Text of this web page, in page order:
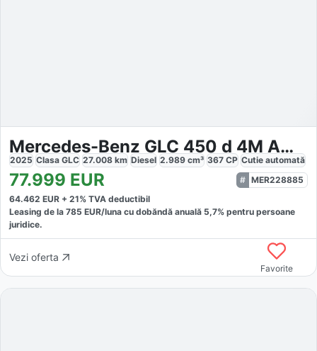
Mercedes-Benz GLC 450 d 4M AMG Coupé
2025 Clasa GLC 27.008 km Diesel 2.989 cm³ 367 CP Cutie automată
77.999 EUR
MER228885
64.462 EUR + 21% TVA deductibil
Leasing de la 785 EUR/luna cu dobăndă anuală 5,7% pentru persoane
juridice.
Vezi oferta
Favorite